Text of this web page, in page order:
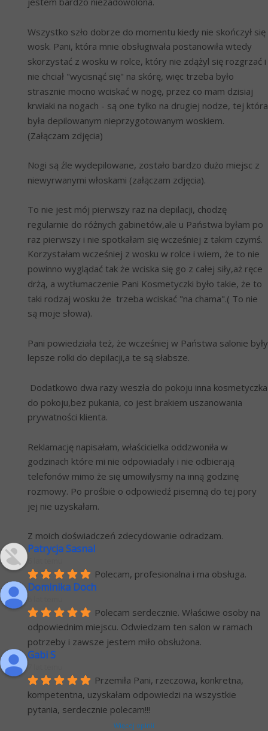
Wszystko szło dobrze do momentu kiedy nie skończył się
wosk. Pani, która mnie obsługiwała postanowiła wtedy
skorzystać z wosku w rolce, który nie zdążyl się rozgrzać i
nie chciał "wycisnąć się" na skórę, więc trzeba było
strasznie mocno wciskać w nogę, przez co mam dzisiaj
krwiaki na nogach - są one tylko na drugiej nodze, tej która
była depilowanym nieprzygotowanym woskiem.
(Załączam zdjęcia)
Nogi są źle wydepilowane, zostało bardzo dużo miejsc z
niewyrwanymi włoskami (załączam zdjęcia).
To nie jest mój pierwszy raz na depilacji, chodzę
regularnie do różnych gabinetów,ale u Państwa byłam po
raz pierwszy i nie spotkałam się wcześniej z takim czymś.
Korzystałam wcześniej z wosku w rolce i wiem, że to nie
powinno wyglądać tak że wciska się go z całej siły,aż ręce
drżą, a wytłumaczenie Pani Kosmetyczki było takie, że to
taki rodzaj wosku że  trzeba wciskać "na chama".( To nie
są moje słowa).
Pani powiedziała też, że wcześniej w Państwa salonie były
lepsze rolki do depilacji,a te są słabsze.
Dodatkowo dwa razy weszła do pokoju inna kosmetyczka
do pokoju,bez pukania, co jest brakiem uszanowania
prywatności klienta.
Reklamację napisałam, właścicielka oddzwoniła w
godzinach które mi nie odpowiadały i nie odbierają
telefonów mimo że się umowilysmy na inną godzinę
rozmowy. Po prośbie o odpowiedź pisemną do tej pory
jej nie uzyskałam.
Z moich doświadczeń zdecydowanie odradzam.
Patrycja Sasnal
Polecam, profesionalna i ma obsługa.
Dominika Doch
Polecam serdecznie. Właściwe osoby na
odpowiednim miejscu. Odwiedzam ten salon w ramach
potrzeby i zawsze jestem miło obsłużona.
Gabi S
Przemiła Pani, rzeczowa, konkretna,
kompetentna, uzyskałam odpowiedzi na wszystkie
pytania, serdecznie polecam!!!
Więcej opinii